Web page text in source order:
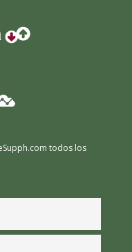
todos los